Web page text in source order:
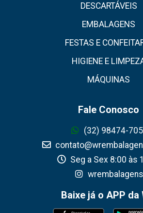
DESCARTÁVEIS
EMBALAGENS
FESTAS E
HIGIENE E
MÁQUINAS
Fale Conosco
(32) 98474-
Seg a Sex 8:00 às
wrembalagens
Baixe já o APP da